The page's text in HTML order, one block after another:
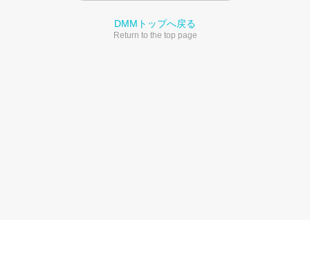
DMMトップへ戻る
Return to the top page